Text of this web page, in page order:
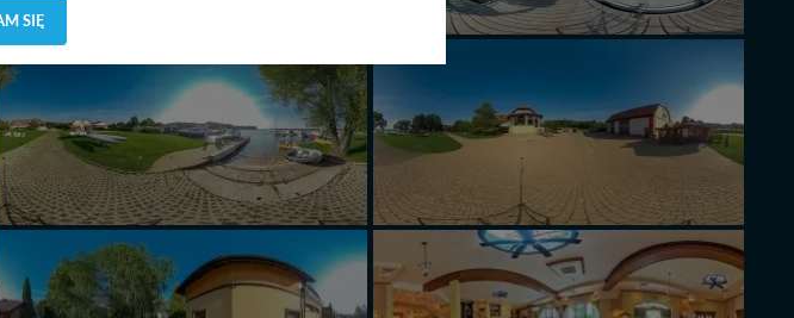
elementem usługi (przekazanie danych z formularza
.
Monika Borkowska, z siedzibą ul. Wiejska 17,
tejstrony
zażądać ich poprawienia lub usunięcia, zabronić ich
zrealizowanie Twoich praw w odniesieniu do
umożliwia Ci skasowanie tych plików - w pewnych
SIĘ